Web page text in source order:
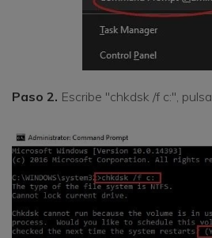
Paso 2. Escribe "chkdsk /f c:",